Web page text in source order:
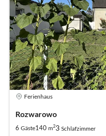
Ferienhaus
Rozwarowo
6 Gäste140 m23 Schlafzimmer